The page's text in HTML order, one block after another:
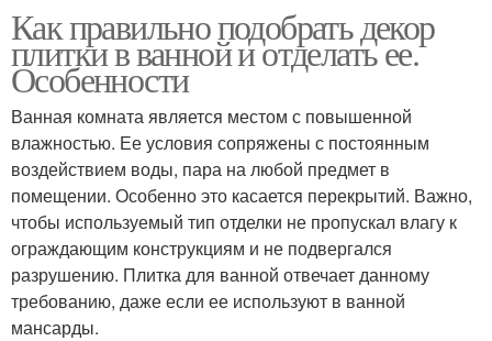
Как правильно подобрать декор
плитки в ванной и отделать ее.
Особенности
Ванная комната является местом с повышенной
влажностью. Ее условия сопряжены с постоянным
воздействием воды, пара на любой предмет в
помещении. Особенно это касается перекрытий. Важно,
чтобы используемый тип отделки не пропускал влагу к
ограждающим конструкциям и не подвергался
разрушению. Плитка для ванной отвечает данному
требованию, даже если ее используют в ванной
мансарды.